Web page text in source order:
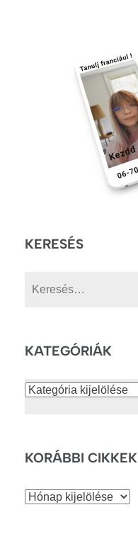
KERESÉS
KATEGÓRIÁK
Kategóriák
KORÁBBI CIKKEK
Korábbi